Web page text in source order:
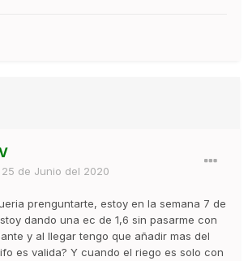
25 de Junio del 2020
prenguntarte, estoy en la semana 7 de
dando una ec de 1,6 sin pasarme con
y al llegar tengo que añadir mas del
es valida? Y cuando el riego es solo con